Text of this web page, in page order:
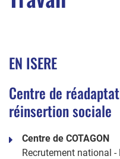
EN ISERE
Centre de
réinsertion sociale
Centre de COTAGON
Recrutement national -